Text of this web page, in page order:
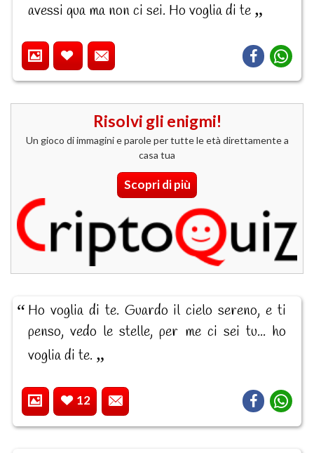
avessi qua ma non ci sei. Ho voglia di te
Risolvi gli enigmi!
Un gioco di immagini e parole per tutte le età direttamente a
casa tua
Scopri di più
Ho voglia di te. Guardo il cielo sereno, e ti
penso, vedo le stelle, per me ci sei tu... ho
voglia di te.
12